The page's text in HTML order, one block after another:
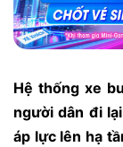
Hệ thống xe
người dân đi
áp lực lên hạ